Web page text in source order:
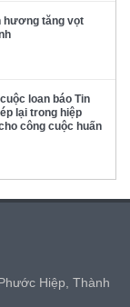
hương tăng vọt
loan báo Tin
lại trong hiệp
công cuộc huấn
Hiệp, Thành